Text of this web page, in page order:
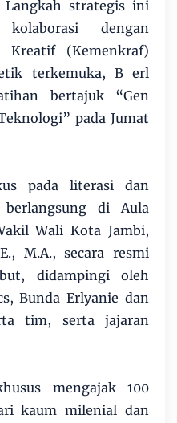
Langkah strategis ini
dengan
Kreatif (Kemenkraf)
terkemuka, B erl
bertajuk “Gen
pada Jumat
pada literasi dan
di Aula
Wali Kota Jambi,
M.A., secara resmi
didampingi oleh
Bunda Erlyanie dan
tim, serta jajaran
mengajak 100
kaum milenial dan